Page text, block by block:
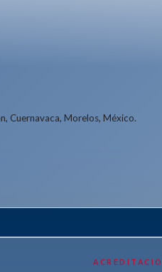
Cuernavaca, Morelos, México.